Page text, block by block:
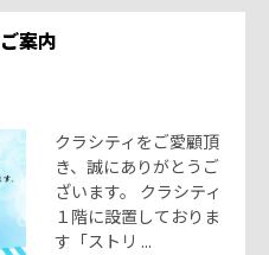
案内
クラシティをご愛顧頂
き、誠にありがとうご
ざいます。 クラシティ
１階に設置しておりま
す「ストリ ...